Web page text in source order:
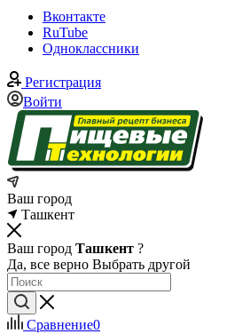
Вконтакте
RuTube
Одноклассники
Регистрация
Войти
Ваш город
Ташкент
Ваш город Ташкент ?
Да, все верно Выбрать другой
Сравнение0